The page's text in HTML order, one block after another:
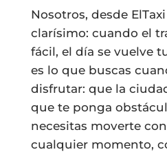
Nosotros, desde
clarísimo: cuando el
fácil, el día se vuelve
es lo que buscas
disfrutar: que la
que te ponga
necesitas moverte
cualquier momento,